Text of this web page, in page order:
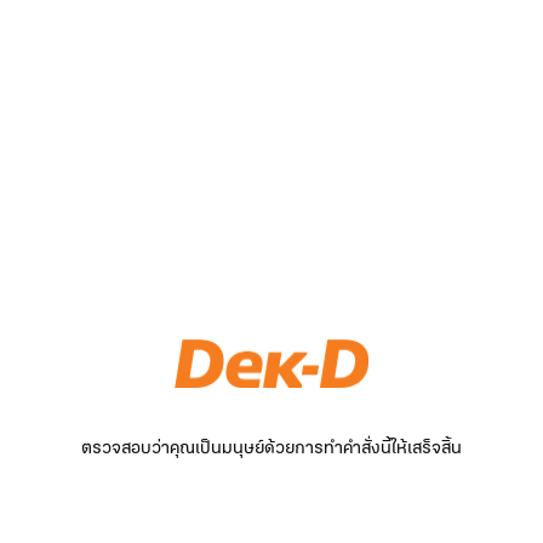
ตรวจสอบว่าคุณเป็นมนุษย์ด้วยการทำคำสั่งนี้ให้เสร็จสิ้น